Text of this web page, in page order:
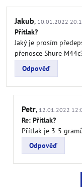
Jakub, 10.01.2022
Přítlak?
Jaký je prosím
přenosce Shure
Odpověď
Petr, 12.01.2022
Re: Přítlak?
Přítlak je 3-5
Odpověď